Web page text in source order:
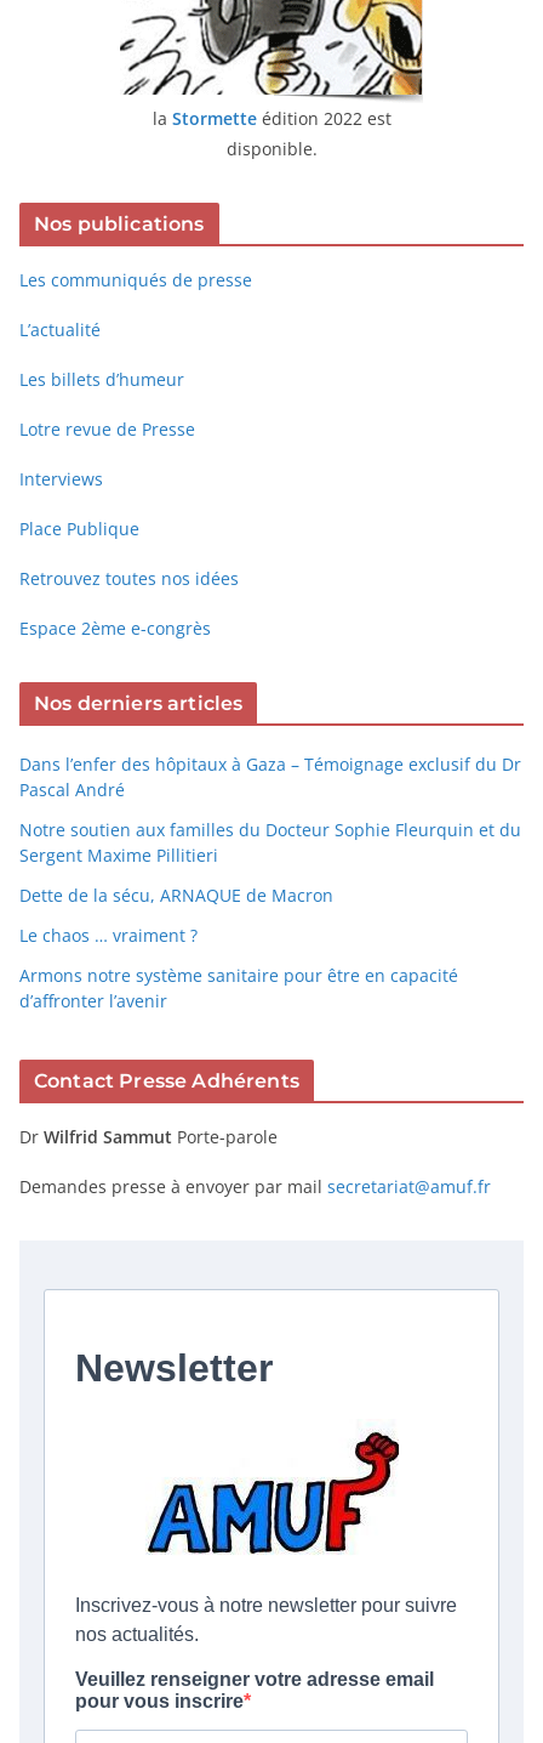
la Stormetteédition 2022 est
disponible.
Nos publications
Les communiqués de presse
L’actualité
Les billets d’humeur
Lotre revue de Presse
Interviews
Place Publique
Retrouvez toutes nos idées
Espace 2ème e-congrès
Nos derniers articles
Dans l’enfer des hôpitaux à Gaza – Témoignage exclusif du Dr
Pascal André
Notre soutien aux familles du Docteur Sophie Fleurquin et du
Sergent Maxime Pillitieri
Dette de la sécu, ARNAQUE de Macron
Le chaos … vraiment ?
Armons notre système sanitaire pour être en capacité
d’affronter l’avenir
Contact Presse Adhérents
Dr Wilfrid Sammut Porte-parole
Demandes presse à envoyer par mail secretariat@amuf.fr